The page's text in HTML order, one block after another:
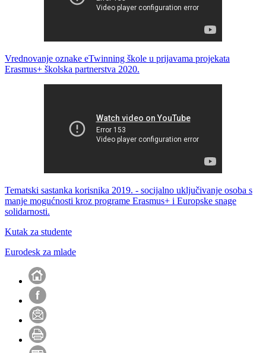
Vrednovanje oznake eTwinning škole u prijavama projekata
Erasmus+ školska partnerstva 2020.
Tematski sastanka korisnika 2019. - socijalno uključivanje osoba s
manje mogućnosti kroz programe Erasmus+ i Europske snage
solidarnosti.
Kutak za studente
Eurodesk za mlade